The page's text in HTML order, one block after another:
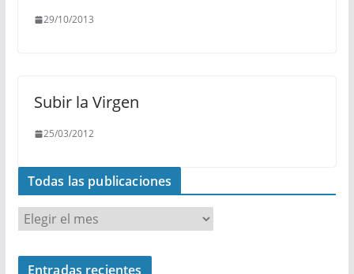
29/10/2013
Subir la Virgen
25/03/2012
Todas las publicaciones
o
d
Entradas recientes